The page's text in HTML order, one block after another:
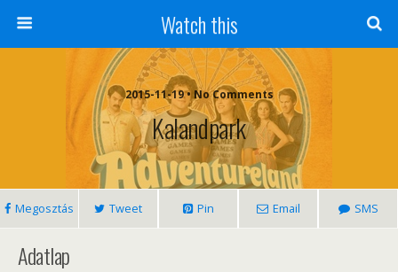
Watch this
2015-11-19 • No Comments
Kalandpark
Megosztás Tweet Pin Email SMS
Adatlap